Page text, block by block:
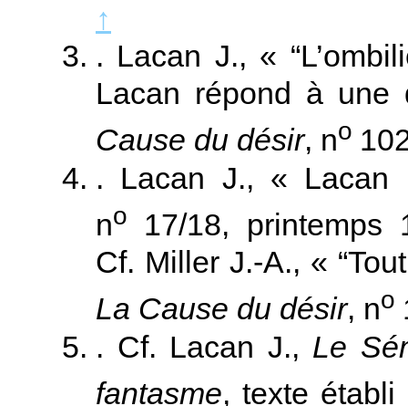
↑
. Lacan J., «
Lacan répond à
Cause du désir, no
. Lacan J., «
no 17/18, printemps
Cf. Miller J.‑A., «
La Cause du désir, no
. Cf. Lacan J., Le
fantasme, texte établi